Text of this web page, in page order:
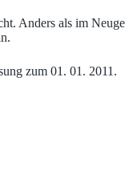
Anders als im
zum 01. 01. 2011.